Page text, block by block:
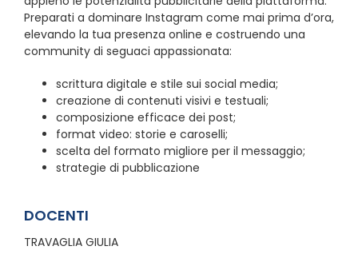
Preparati a dominare Instagram come mai prima d’ora,
elevando la tua presenza online e costruendo una
community di seguaci appassionata:
scrittura digitale e stile sui social media;
creazione di contenuti visivi e testuali;
composizione efficace dei post;
format video: storie e caroselli;
scelta del formato migliore per il messaggio;
strategie di pubblicazione
DOCENTI
TRAVAGLIA GIULIA